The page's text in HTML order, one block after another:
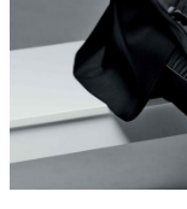
Abgrunds auf, und
Brunnen....und aus
Erde; und ihnen
Erden Macht
nicht töteten,
den tagen werden
finden; werden
ihnen fliehen...und
hatten Panzer wie
wie das Rasseln an